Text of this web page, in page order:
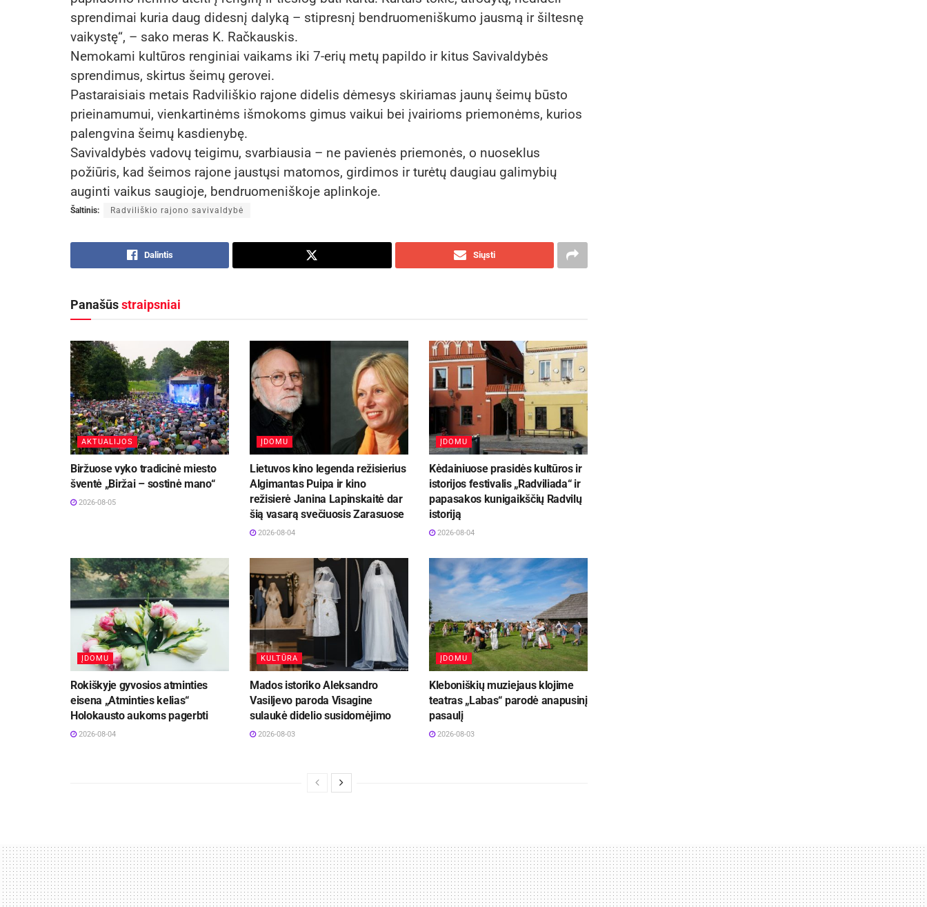
sprendimai kuria daug didesnį dalyką – stipresnį bendruomeniškumo jausmą ir šiltesnę
vaikystę“, – sako meras K. Račkauskis.
Nemokami kultūros renginiai vaikams iki 7-erių metų papildo ir kitus Savivaldybės
sprendimus, skirtus šeimų gerovei.
Pastaraisiais metais Radviliškio rajone didelis dėmesys skiriamas jaunų šeimų būsto
prieinamumui, vienkartinėms išmokoms gimus vaikui bei įvairioms priemonėms, kurios
palengvina šeimų kasdienybę.
Savivaldybės vadovų teigimu, svarbiausia – ne pavienės priemonės, o nuoseklus
požiūris, kad šeimos rajone jaustųsi matomos, girdimos ir turėtų daugiau galimybių
auginti vaikus saugioje, bendruomeniškoje aplinkoje.
Šaltinis: Radviliškio rajono savivaldybė
Dalintis Siųsti
Panašūsstraipsniai
AKTUALIJOS
Biržuose vyko tradicinė miesto
šventė „Biržai – sostinė mano“
2026-08-05
ĮDOMU
Lietuvos kino legenda režisierius
Algimantas Puipa ir kino
režisierė Janina Lapinskaitė dar
šią vasarą svečiuosis Zarasuose
2026-08-04
ĮDOMU
Kėdainiuose prasidės kultūros ir
istorijos festivalis „Radviliada“ ir
papasakos kunigaikščių Radvilų
istoriją
2026-08-04
ĮDOMU
Rokiškyje gyvosios atminties
eisena „Atminties kelias“
Holokausto aukoms pagerbti
2026-08-04
KULTŪRA
Mados istoriko Aleksandro
Vasiljevo paroda Visagine
sulaukė didelio susidomėjimo
2026-08-03
ĮDOMU
Kleboniškių muziejaus klojime
teatras „Labas“ parodė anapusinį
pasaulį
2026-08-03